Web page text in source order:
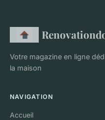
Votre magazine en ligne
la maison
NAVIGATION
Accueil